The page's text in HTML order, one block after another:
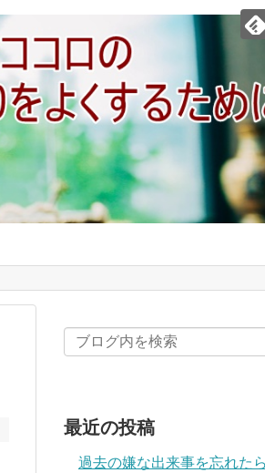
最近の投稿
過去の嫌な出来事を忘れた